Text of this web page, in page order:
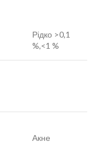
Рідко >0,1
%,<1 %
Акне